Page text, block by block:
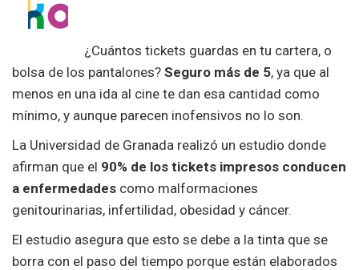
¿Cuántos tickets guardas en tu cartera, o
bolsa de los pantalones? Seguro más de 5, ya que al
menos en una ida al cine te dan esa cantidad como
mínimo, y aunque parecen inofensivos no lo son.
La Universidad de Granada realizó un estudio donde
afirman que el 90% de los tickets impresos conducen
a enfermedades como malformaciones
genitourinarias, infertilidad, obesidad y cáncer.
El estudio asegura que esto se debe a la tinta que se
borra con el paso del tiempo porque están elaborados